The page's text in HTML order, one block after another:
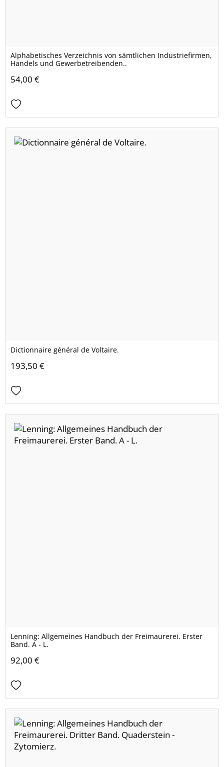
Alphabetisches Verzeichnis von sämtlichen Industriefirmen,
Handels und Gewerbetreibenden..
54,00 €
Dictionnaire général de Voltaire.
193,50 €
Lenning: Allgemeines Handbuch der Freimaurerei. Erster
Band. A - L.
92,00 €